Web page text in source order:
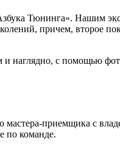
Тюнинга». Нашим
причем, второе
и наглядно, с помощью
приемщика с
по команде.